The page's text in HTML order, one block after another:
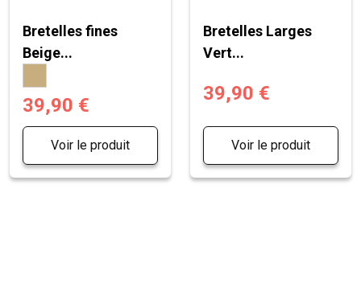
Bretelles fines
Beige...
39,90 €
Voir le produit
Bretelles Larges
Vert...
39,90 €
Voir le produit